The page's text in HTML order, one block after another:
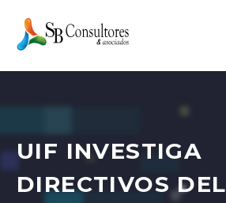
UIF INVESTIGA
DIRECTIVOS DEL